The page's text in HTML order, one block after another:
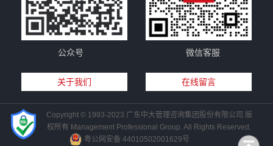
公众号 微信客服
关于我们 在线留言
Copyright © 1993-2023 广东中大管理咨询集团股份有限公司 版
权所有 Management Professional Group. All Rights Reserved.
粤公网安备 44010502001629号